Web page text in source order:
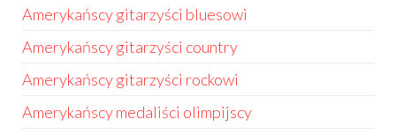
Amerykańscy gitarzyści bluesowi
Amerykańscy gitarzyści country
Amerykańscy gitarzyści rockowi
Amerykańscy medaliści olimpijscy